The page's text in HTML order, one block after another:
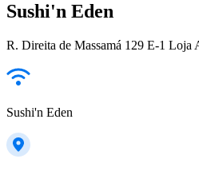
Sushi'n Eden
R. Direita de Massamá 129 E-1 Loja
Sushi'n Eden